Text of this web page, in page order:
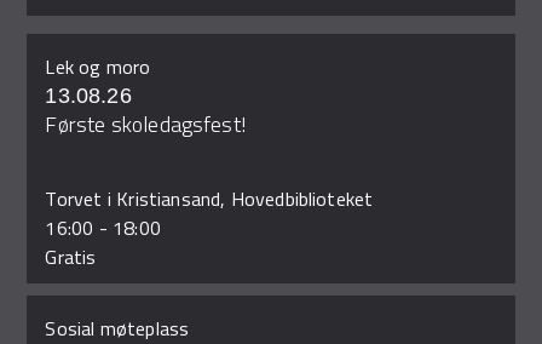
Lek og moro
13.08.26
Første skoledagsfest!
Torvet i Kristiansand, Hovedbiblioteket
16:00 - 18:00
Gratis
Sosial møteplass